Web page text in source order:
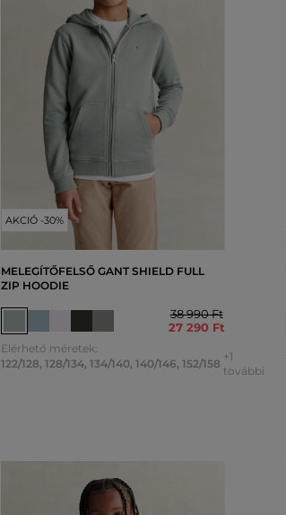
AKCIÓ -30%
MELEGÍTŐFELSŐ GANT SHIELD FULL
ZIP HOODIE
38 990 Ft
27 290 Ft
Elérhető méretek:
122/128, 128/134, 134/140, 140/146, 152/158
+1
további